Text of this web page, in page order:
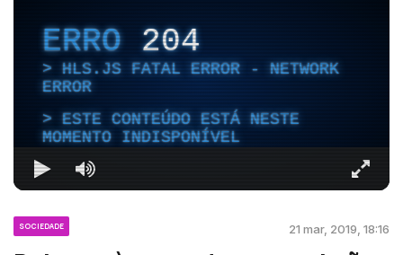
ERRO204
HLS.JS FATAL ERROR - NETWORK
ERROR
ESTE CONTEÚDO ESTÁ NESTE
MOMENTO INDISPONÍVEL
SOCIEDADE 21 mar, 2019, 18:16